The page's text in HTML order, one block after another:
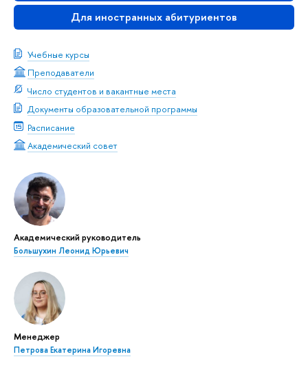
Для иностранных абитуриентов
Учебные курсы
Преподаватели
Число студентов и вакантные места
Документы образовательной программы
Расписание
Академический совет
Академический руководитель
Большухин Леонид Юрьевич
Менеджер
Петрова Екатерина Игоревна